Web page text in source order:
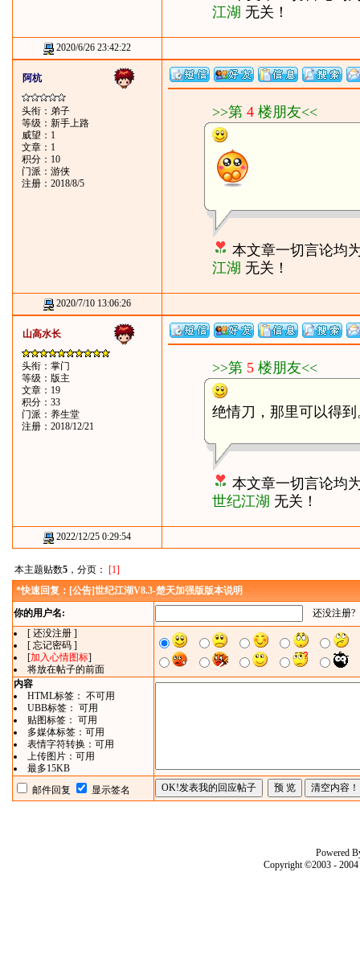
江湖 无关！
2020/6/26 23:42:22
阿杭
头衔：弟子
等级：新手上路
威望：1
文章：1
积分：10
门派：游侠
注册：2018/8/5
>>第 4 楼朋友<<
本文章一切言论均
江湖 无关！
2020/7/10 13:06:26
山高水长
头衔：掌门
等级：版主
文章：19
积分：33
门派：养生堂
注册：2018/12/21
>>第 5 楼朋友<<
绝情刀，那里可以得到
本文章一切言论均
世纪江湖 无关！
2022/12/25 0:29:54
本主题贴数5 ，分页： [1]
*快速回复：[公告]世纪江湖V8.3-楚天加强版版本说明
你的用户名:
还没注册?
[ 还没注册 ]
[ 忘记密码 ]
[加入心情图标]
将放在帖子的前面
内容
HTML标签： 不可用
UBB标签： 可用
贴图标签： 可用
多媒体标签：可用
表情字符转换：可用
上传图片：可用
最多15KB
邮件回复
显示签名
Powered
Copyright ©2003 - 2004